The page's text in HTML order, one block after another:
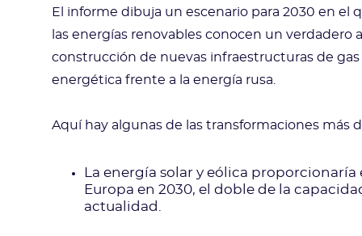
El informe dibuja un escenario para 2030 en el
las energías renovables conocen un verdadero
construcción de nuevas infraestructuras de
energética frente a la energía rusa.
Aquí hay algunas de las transformaciones más
La energía solar y eólica
Europa en 2030, el doble de la
actualidad.